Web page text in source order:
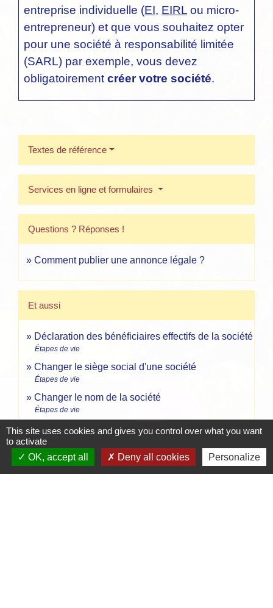
entreprise individuelle (EI, EIRL ou micro-
entrepreneur) et que vous souhaitez opter
pour une société à responsabilité limitée
(SARL) par exemple, vous devez
obligatoirement créer votre société.
Textes de référence
Services en ligne et formulaires
Questions ? Réponses !
Comment publier une annonce légale ?
Et aussi
Déclaration des bénéficiaires effectifs de la société
Étapes de vie
Changer le siège social d'une société
Étapes de vie
Changer le nom de la société
Étapes de vie
Changer le dirigeant de la société
Étapes de vie
Changer l'objet social de la société
This site uses cookies and gives you control over what you want
to activate
OK, accept all
Deny all cookies Personalize